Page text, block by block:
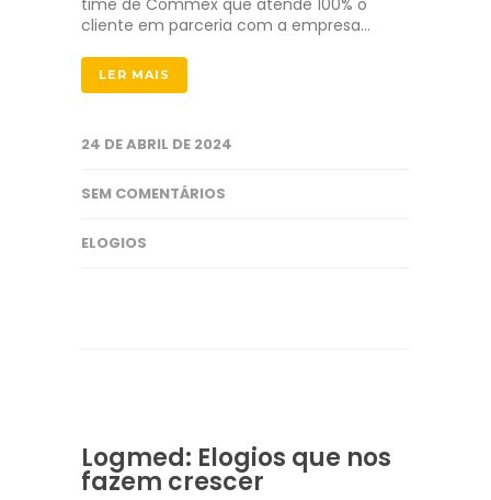
cliente em parceria com a empresa…
LER MAIS
24 DE ABRIL DE 2024
SEM COMENTÁRIOS
ELOGIOS
Logmed: Elogios que nos
fazem crescer